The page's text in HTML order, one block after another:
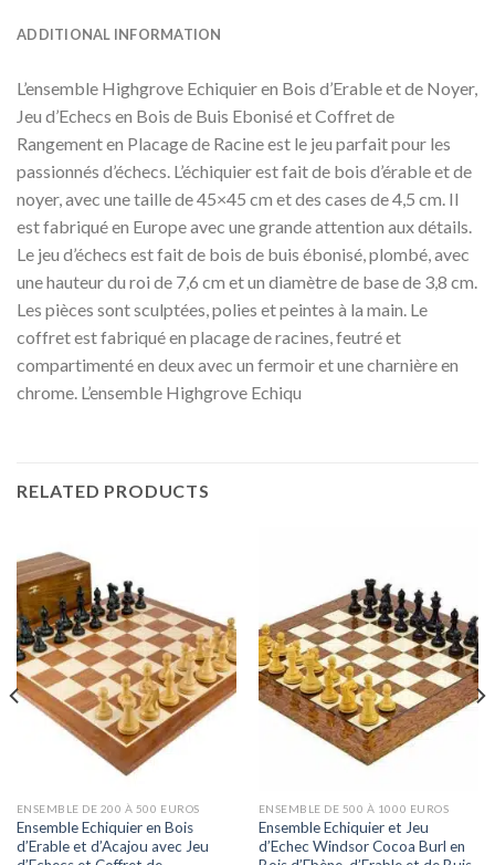
ADDITIONAL INFORMATION
L’ensemble Highgrove Echiquier en Bois d’Erable et de Noyer,
Jeu d’Echecs en Bois de Buis Ebonisé et Coffret de
Rangement en Placage de Racine est le jeu parfait pour les
passionnés d’échecs. L’échiquier est fait de bois d’érable et de
noyer, avec une taille de 45×45 cm et des cases de 4,5 cm. Il
est fabriqué en Europe avec une grande attention aux détails.
Le jeu d’échecs est fait de bois de buis ébonisé, plombé, avec
une hauteur du roi de 7,6 cm et un diamètre de base de 3,8 cm.
Les pièces sont sculptées, polies et peintes à la main. Le
coffret est fabriqué en placage de racines, feutré et
compartimenté en deux avec un fermoir et une charnière en
chrome. L’ensemble Highgrove Echiqu
RELATED PRODUCTS
ENSEMBLE DE 200 À 500 EUROS
Ensemble Echiquier en Bois
d’Erable et d’Acajou avec Jeu
ENSEMBLE DE 500 À 1000 EUROS
Ensemble Echiquier et Jeu
d’Echec Windsor Cocoa Burl en